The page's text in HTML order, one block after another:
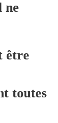
ne
être
toutes